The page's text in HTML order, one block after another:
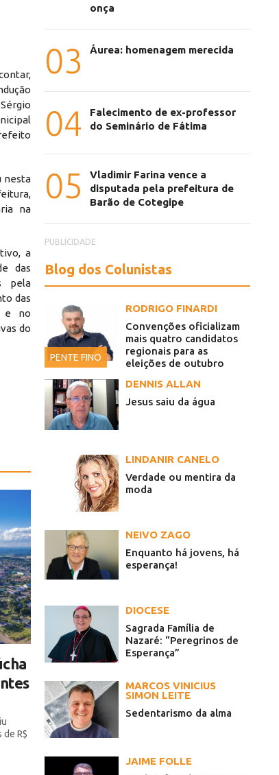
nesta
na
a
das
pela
das
e no
do
R$
onça
03 Áurea: homenagem merecida
04
Falecimento de ex-professor
do Seminário de Fátima
05
Vladimir Farina vence a
disputada pela prefeitura de
Barão de Cotegipe
PUBLICIDADE
Blog dos Colunistas
PENTE FINO
RODRIGO FINARDI
Convenções oficializam
mais quatro candidatos
regionais para as
eleições de outubro
DENNIS ALLAN
Jesus saiu da água
LINDANIR CANELO
Verdade ou mentira da
moda
NEIVO ZAGO
Enquanto há jovens, há
esperança!
DIOCESE
Sagrada Família de
Nazaré: “Peregrinos de
Esperança”
MARCOS VINICIUS
SIMON LEITE
Sedentarismo da alma
JAIME FOLLE